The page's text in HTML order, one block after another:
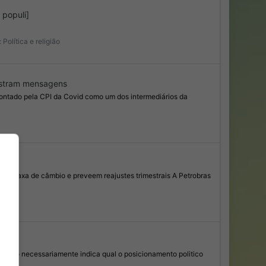
populi]
Política e religião
mensagens
pela CPI da Covid como um dos intermediários da
à taxa de câmbio e preveem reajustes trimestrais A Petrobras
não necessariamente indica qual o posicionamento politico